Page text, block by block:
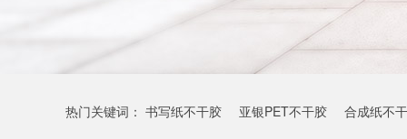
热门关键词： 书写纸不干胶 亚银PET不干胶 合成纸不